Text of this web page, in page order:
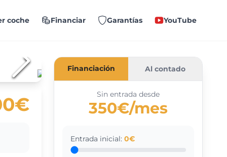
coche Financiar Garantías YouTube
Financiación Al contado
Sin entrada desde
350€/mes
Entrada inicial: 0€